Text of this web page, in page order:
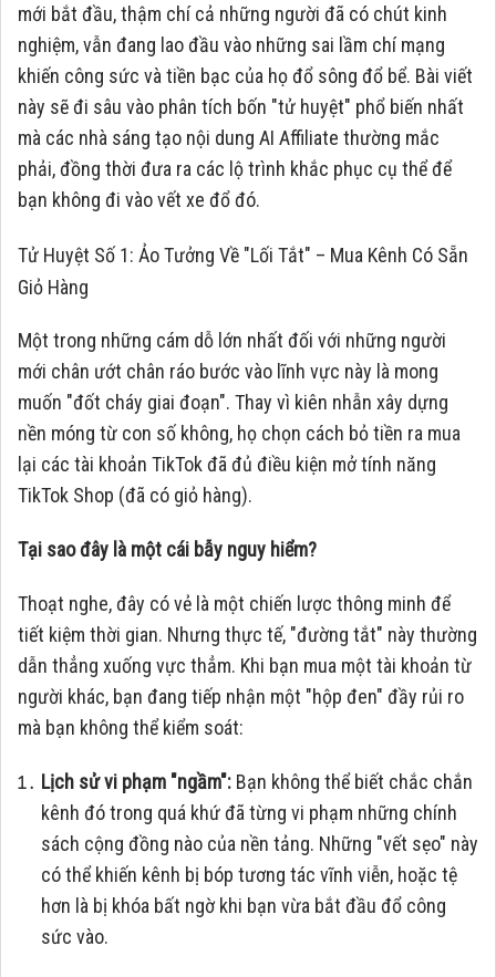
mới bắt đầu, thậm chí cả những người đã có chút kinh
nghiệm, vẫn đang lao đầu vào những sai lầm chí mạng
khiến công sức và tiền bạc của họ đổ sông đổ bể. Bài viết
này sẽ đi sâu vào phân tích bốn "tử huyệt" phổ biến nhất
mà các nhà sáng tạo nội dung AI Affiliate thường mắc
phải, đồng thời đưa ra các lộ trình khắc phục cụ thể để
bạn không đi vào vết xe đổ đó.
Tử Huyệt Số 1: Ảo Tưởng Về "Lối Tắt" – Mua Kênh Có Sẵn
Giỏ Hàng
Một trong những cám dỗ lớn nhất đối với những người
mới chân ướt chân ráo bước vào lĩnh vực này là mong
muốn "đốt cháy giai đoạn". Thay vì kiên nhẫn xây dựng
nền móng từ con số không, họ chọn cách bỏ tiền ra mua
lại các tài khoản TikTok đã đủ điều kiện mở tính năng
TikTok Shop (đã có giỏ hàng).
Tại sao đây là một cái bẫy nguy hiểm?
Thoạt nghe, đây có vẻ là một chiến lược thông minh để
tiết kiệm thời gian. Nhưng thực tế, "đường tắt" này thường
dẫn thẳng xuống vực thẳm. Khi bạn mua một tài khoản từ
người khác, bạn đang tiếp nhận một "hộp đen" đầy rủi ro
mà bạn không thể kiểm soát:
Lịch sử vi phạm "ngầm":Bạn không thể biết chắc chắn
kênh đó trong quá khứ đã từng vi phạm những chính
sách cộng đồng nào của nền tảng. Những "vết sẹo" này
có thể khiến kênh bị bóp tương tác vĩnh viễn, hoặc tệ
hơn là bị khóa bất ngờ khi bạn vừa bắt đầu đổ công
sức vào.